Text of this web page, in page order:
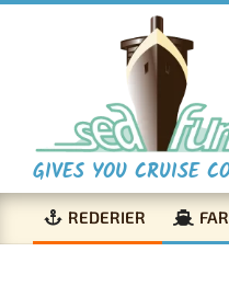
S
e
GIVES YOU CRUISE
Primary
REDERIER